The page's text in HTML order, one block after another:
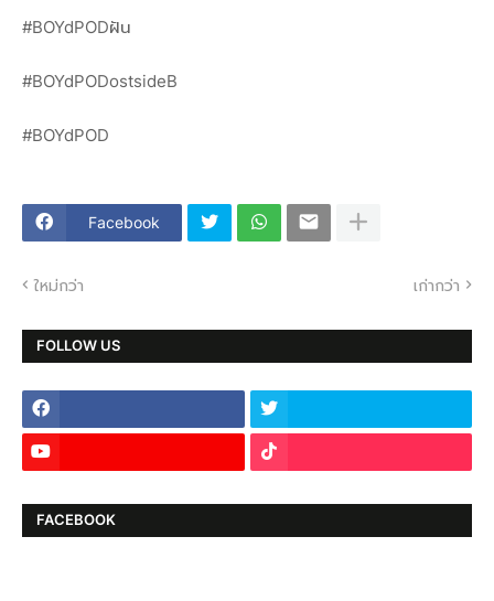
#BOYdPODฝัน
#BOYdPODostsideB
#BOYdPOD
Facebook
ใหม่กว่า เก่ากว่า
FOLLOW US
FACEBOOK